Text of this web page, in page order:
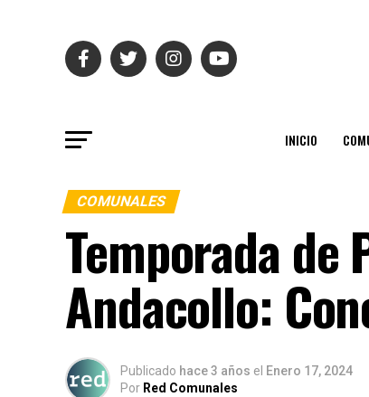
INICIO
COMUNALES
Temporada de
Andacollo:
Publicado hace 3 años el Enero 17, 2024
Por Red Comunales